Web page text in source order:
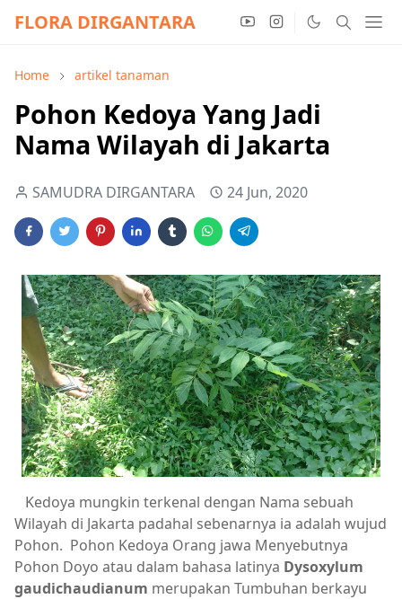
FLORA DIRGANTARA
Home artikel tanaman
Pohon Kedoya Yang Jadi
Nama Wilayah di Jakarta
SAMUDRA DIRGANTARA 24 Jun, 2020
Kedoya mungkin terkenal dengan Nama sebuah
Wilayah di Jakarta padahal sebenarnya ia adalah wujud
Pohon. Pohon Kedoya Orang jawa Menyebutnya
Pohon Doyo atau dalam bahasa latinya Dysoxylum
gaudichaudianum merupakan Tumbuhan berkayu